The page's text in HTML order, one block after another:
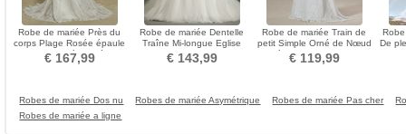
Robe de mariée Près du
corps Plage Rosée épaule
Fermeture à glissière
€ 167,99
Robe de mariée Dentelle
Traîne Mi-longue Eglise
Chic Manche Demi
€ 143,99
Robe de mariée Train de
petit Simple Orné de Nœud
à Boucle Dentelle
€ 119,99
De
Robes de mariée Dos nu Robes de mariée Asymétrique Robes de mariée Pas cher
Robes de mariée a ligne